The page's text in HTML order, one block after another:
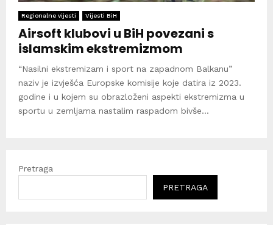
Regionalne vijesti Vijesti BiH
Airsoft klubovi u BiH povezani s
islamskim ekstremizmom
“Nasilni ekstremizam i sport na zapadnom Balkanu”
naziv je izvješća Europske komisije koje datira iz 2023.
godine i u kojem su obrazloženi aspekti ekstremizma u
sportu u zemljama nastalim raspadom bivše...
Pretraga
PRETRAGA